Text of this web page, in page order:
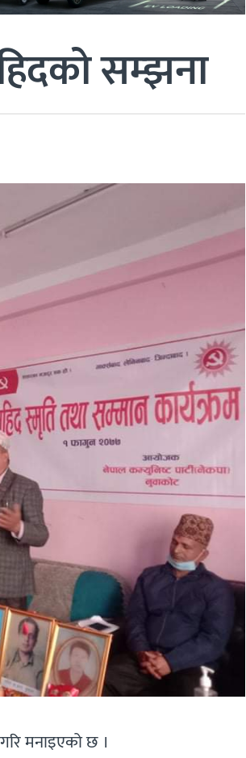
सम्झना
मनाइएको छ ।